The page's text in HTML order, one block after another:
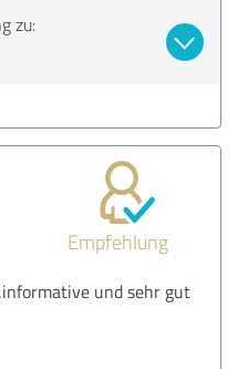
zu:
Empfehlung
und sehr gut